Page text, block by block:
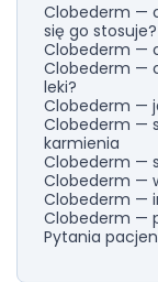
Clobederm —
się go stosuje?
Clobederm —
Clobederm —
leki?
Clobederm —
Clobederm —
karmienia
Clobederm —
Clobederm —
Clobederm —
Clobederm —
Pytania